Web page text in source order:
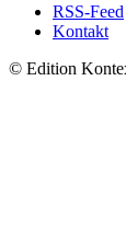
RSS-Feed
Kontakt
© Edition